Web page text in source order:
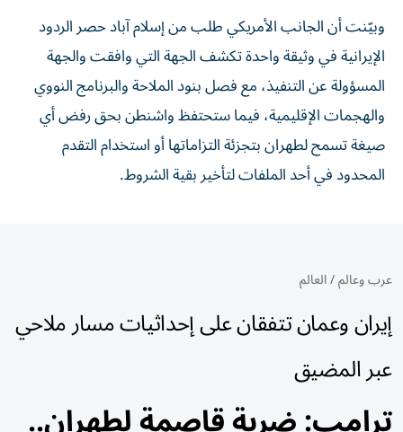
وبيّنت أن الجانب الأمريكي طلب من إسلام آباد حصر الردود
الإيرانية في وثيقة واحدة تكشف الجهة التي وافقت والجهة
المسؤولة عن التنفيذ، مع فصل بنود الملاحة والبرنامج النووي
والهجمات الإقليمية، فيما ستحتفظ واشنطن بحق رفض أي
صيغة تسمح لطهران بتجزئة التزاماتها أو استخدام التقدم
المحدود في أحد الملفات لتأخير بقية الشروط.
عرب وعالم/العالم
إيران وعمان تتفقان على إحداثيات مسار ملاحي
عبر المضيق